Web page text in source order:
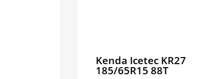
Kenda Icetec KR27
185/65R15 88T